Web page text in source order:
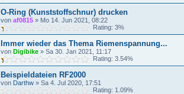
O-Ring (Kunststoffschnur) drucken
von af0815 » Mo 14. Jun 2021, 08:22
Rating: 3%
Immer wieder das Thema Riemenspannung...
von Digibike » Sa 30. Jan 2021, 11:17
Rating: 3.54%
Beispieldateien RF2000
von Darthw » Sa 4. Jul 2020, 17:51
Rating: 1.09%